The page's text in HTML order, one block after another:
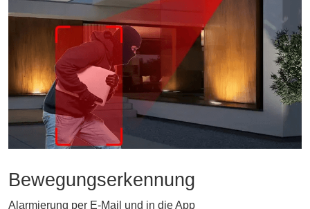
Bewegungserkennung
Alarmierung per E-Mail und in die App